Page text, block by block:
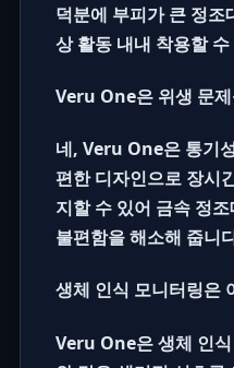
덕분에 부피가 큰 정조
상 활동 내내 착용할
Veru One은 위생 문
네, Veru One은 통기
편한 디자인으로 장시
지할 수 있어 금속 정조
불편함을 해소해 줍니
생체 인식 모니터링은
Veru One은 생체 인